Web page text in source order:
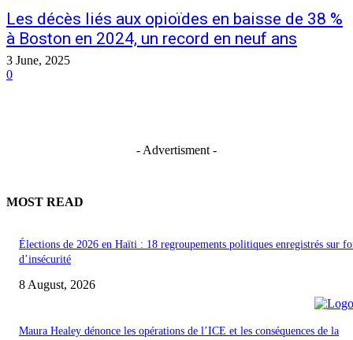
Les décès liés aux opioïdes en baisse de 38 %
à Boston en 2024, un record en neuf ans
3 June, 2025
0
- Advertisment -
MOST READ
Élections de 2026 en Haïti : 18 regroupements politiques enregistrés sur
d’insécurité
8 August, 2026
Maura Healey dénonce les opérations de l’ICE et les conséquences de la